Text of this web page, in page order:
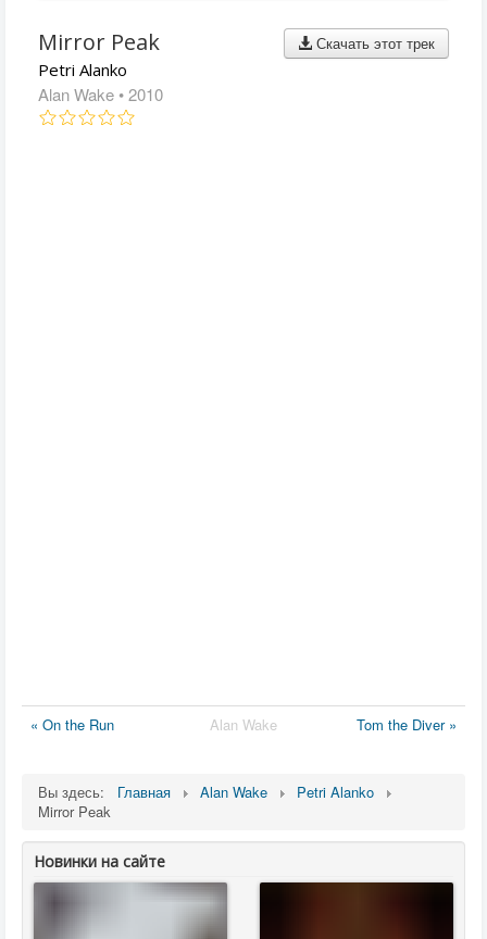
Скачать этот трек
Mirror Peak
Petri Alanko
Alan Wake • 2010
« On the Run Alan Wake Tom the Diver »
Вы здесь: Главная Alan Wake
Petri Alanko
Mirror Peak
Новинки на сайте